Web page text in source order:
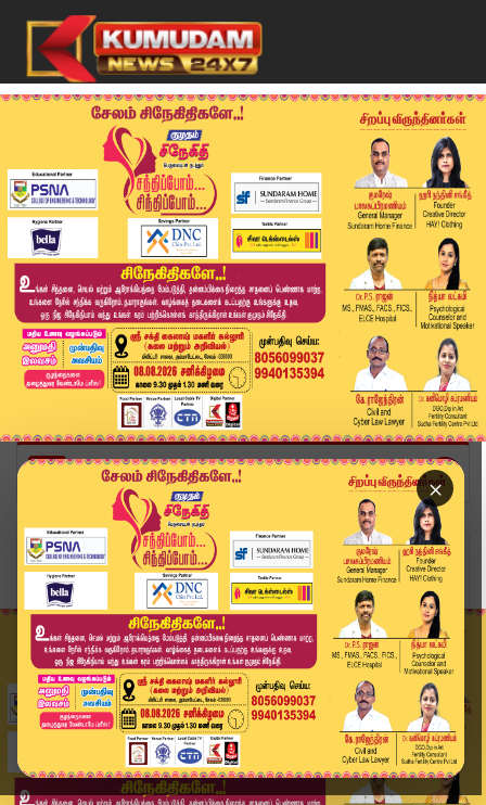
×
Home
வீடியோ ஸ்டோரி
தைலாபுரத்தில் ஆடிட்டர் குருமூர்த்தி..! சமாதான ம...